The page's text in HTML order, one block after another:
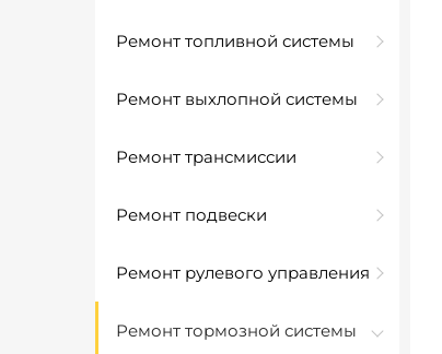
Ремонт топливной системы
Ремонт выхлопной системы
Ремонт трансмиссии
Ремонт подвески
Ремонт рулевого управления
Ремонт тормозной системы